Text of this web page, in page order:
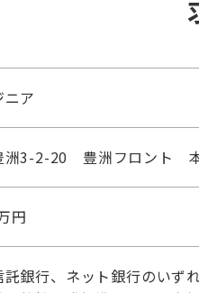
ア
洲3-2-20 豊洲フロント
円
銀行、ネット銀行のいず